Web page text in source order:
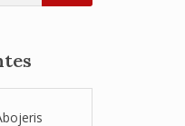
SEARCH